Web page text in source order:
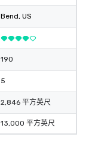
Bend, US
190
5
2,846 平方英尺
13,000 平方英尺